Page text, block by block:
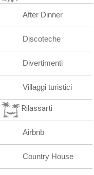
After Dinner
Discoteche
Divertimenti
Villaggi turistici
Rilassarti
Airbnb
Country House